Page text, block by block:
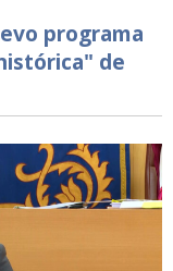
programa
de